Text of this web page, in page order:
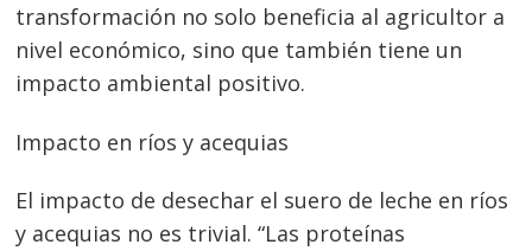
transformación no solo beneficia al agricultor a
nivel económico, sino que también tiene un
impacto ambiental positivo.
Impacto en ríos y acequias
El impacto de desechar el suero de leche en ríos
y acequias no es trivial. “Las proteínas